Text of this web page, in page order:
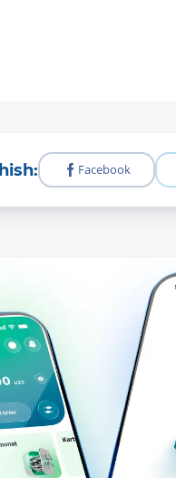
Facebook